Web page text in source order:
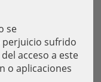
se
perjuicio sufrido
acceso a este
o aplicaciones